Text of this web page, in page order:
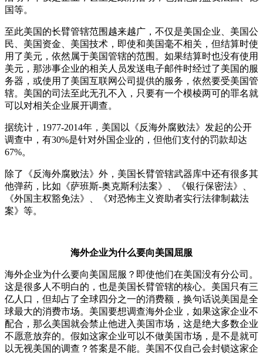
国等。
至此美国的长臂管辖范围越来越广，不仅是美国企业、美国公
民、美国资金、美国技术，即使和美国毫不相关，但结算时使
用了美元，依然属于美国管辖的范围。如果结算时也没有使用
美元，那涉事企业的相关人员发送电子邮件时经过了美国的服
务器，或使用了美国互联网公司提供的服务，依然要受美国管
辖。美国的司法至此无孔不入，只要有一个模棱两可的罪名就
可以对相关企业展开调查。
据统计，1977-2014年，美国以《反海外腐败法》发起的公开
调查中，有30%是针对外国企业的，但他们支付的罚款却达
67%。
除了《反海外腐败法》外，美国长臂管辖武器库中还有很多其
他弹药，比如《萨班斯-奥克斯利法案》、《银行保密法》、
《外国主权豁免法》、《对恐怖主义资助者实行法律制裁法
案》等。
海外企业为什么要向美国屈服
海外企业为什么要向美国屈服？即使他们在美国没有分公司。
这是很多人不明白的，也是美国长臂管辖的核心。美国只有三
亿人口，但却占了全球四分之一的消费额，换句话说美国是全
球最大的消费市场。美国要想调查海外企业，如果这家企业不
配合，那么美国就会禁止他进入美国市场，这是绝大多数企业
不愿意放弃的。假如这家企业可以不做美国市场，是不是就可
以无视美国的调查？答案是不能。美国不仅自己会封锁这家企